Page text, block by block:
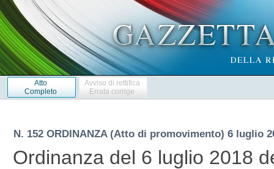
Atto
Completo
Avviso di rettifica
Errata corrige
N. 152 ORDINANZA (Atto di promovimento) 6 luglio
Ordinanza del 6 luglio 2018